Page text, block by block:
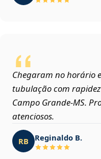
Chegaram no horário
tubulação com
Campo Grande‑MS.
atenciosos.
RB Reginaldo B.